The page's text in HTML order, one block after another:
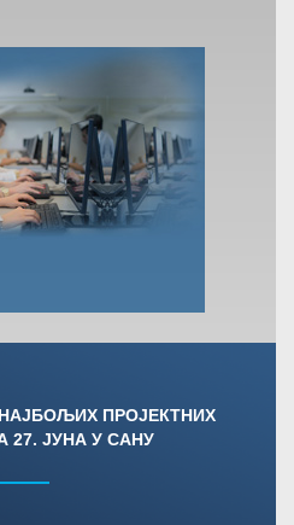
ПРОЈЕКТНИХ
27. ЈУНА У САНУ